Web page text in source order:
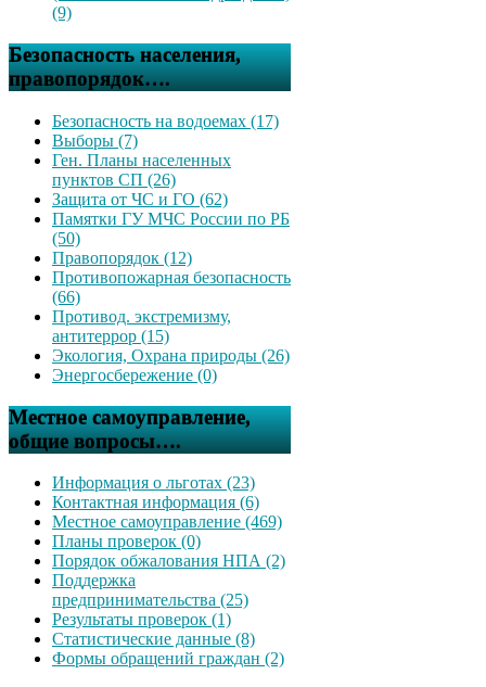
(9)
Безопасность населения,
правопорядок….
Безопасность на водоемах (17)
Выборы (7)
Ген. Планы населенных
пунктов СП (26)
Защита от ЧС и ГО (62)
Памятки ГУ МЧС России по РБ
(50)
Правопорядок (12)
Противопожарная безопасность
(66)
Противод. экстремизму,
антитеррор (15)
Экология, Охрана природы (26)
Энергосбережение (0)
Местное самоуправление,
общие вопросы….
Информация о льготах (23)
Контактная информация (6)
Местное самоуправление (469)
Планы проверок (0)
Порядок обжалования НПА (2)
Поддержка
предпринимательства (25)
Результаты проверок (1)
Статистические данные (8)
Формы обращений граждан (2)